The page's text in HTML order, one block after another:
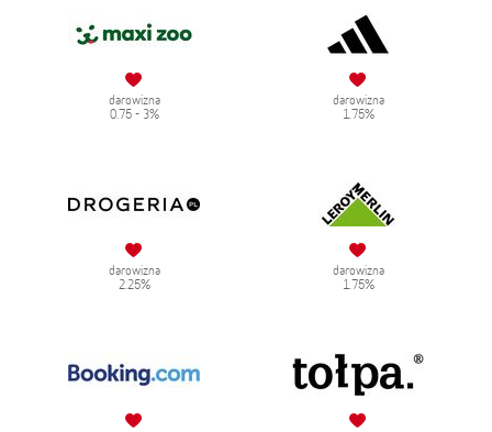
darowizna
0.75 - 3%
darowizna
1.75%
darowizna
2.25%
darowizna
1.75%